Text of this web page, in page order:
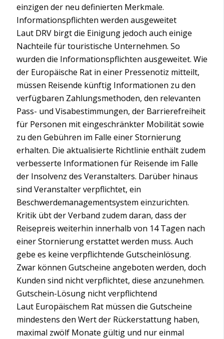
einzigen der neu definierten Merkmale.
Informationspflichten werden ausgeweitet
Laut DRV birgt die Einigung jedoch auch einige
Nachteile für touristische Unternehmen. So
wurden die Informationspflichten ausgeweitet. Wie
der Europäische Rat in einer Pressenotiz mitteilt,
müssen Reisende künftig Informationen zu den
verfügbaren Zahlungsmethoden, den relevanten
Pass- und Visabestimmungen, der Barrierefreiheit
für Personen mit eingeschränkter Mobilität sowie
zu den Gebühren im Falle einer Stornierung
erhalten. Die aktualisierte Richtlinie enthält zudem
verbesserte Informationen für Reisende im Falle
der Insolvenz des Veranstalters. Darüber hinaus
sind Veranstalter verpflichtet, ein
Beschwerdemanagementsystem einzurichten.
Kritik übt der Verband zudem daran, dass der
Reisepreis weiterhin innerhalb von 14 Tagen nach
einer Stornierung erstattet werden muss. Auch
gebe es keine verpflichtende Gutscheinlösung.
Zwar können Gutscheine angeboten werden, doch
Kunden sind nicht verpflichtet, diese anzunehmen.
Gutschein-Lösung nicht verpflichtend
Laut Europäischem Rat müssen die Gutscheine
mindestens den Wert der Rückerstattung haben,
maximal zwölf Monate gültig und nur einmal